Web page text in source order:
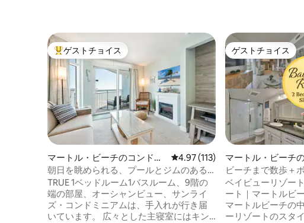
大好評のゲストチョイスです。
ゲストチョイス
マートル・ビーチのコンドミ
ニアム
レビュー113件、5つ星中4.97つ星
4.97 (113)
朝日を眺められる、プールとジムのある
改装済みの寝室1室のコンドミニアム
TRUE 1ベッドルーム1バスルーム、9階の
端の部屋、オーシャンビュー、サンライ
ズ・コンドミニアムは、手入れが行き届
いています。 広々とした主寝室にはキン
ゲストチョイス
ゲストチョイス
マートル・ビーチ
ニアム
ビーチまで数歩＋
View Resort
ベイビューリゾー
ート｜マートルビ
マートルビーチの
ーリゾートのスタ